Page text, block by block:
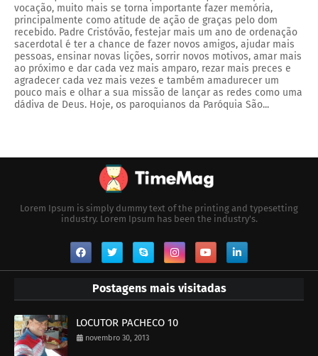
vocação, muito mais se torna importante fazer memória,
principalmente como atitude de ação de graças pelo dom
recebido. Padre Cristóvão, festejar mais um ano de ordenação
sacerdotal é ter a chance de fazer novos amigos, ajudar mais
pessoas, ensinar novas lições, sorrir novos motivos, amar mais
ao próximo e dar cada vez mais amparo, rezar mais preces e
agradecer cada vez mais vezes e também amadurecer um
pouco mais e olhar a sua missão de lançar as redes como uma
dádiva de Deus. Hoje, os paroquianos da Paróquia São...
Lorem Ipsum is simply dummy text of the printing and typesetting
industry. Lorem Ipsum has been the industry's.
Postagens mais visitadas
LOCUTOR PACHECO 10
novembro 30, 2013